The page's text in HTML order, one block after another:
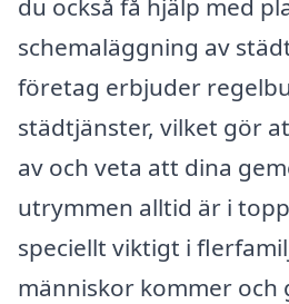
du också få hjälp med
schemaläggning av
företag erbjuder
städtjänster, vilket gör
av och veta att dina
utrymmen alltid är i
speciellt viktigt i
människor kommer och